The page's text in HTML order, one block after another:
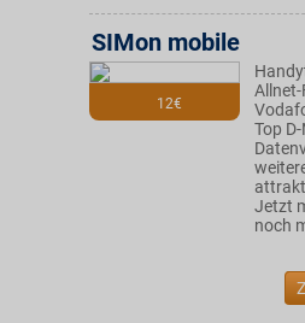
12€
SIMon mobile
Allnet-
Top
Jetzt
noch